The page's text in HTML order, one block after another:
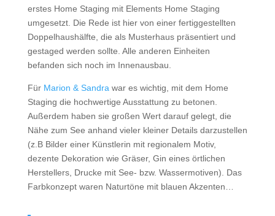
erstes Home Staging mit Elements Home Staging
umgesetzt. Die Rede ist hier von einer fertiggestellten
Doppelhaushälfte, die als Musterhaus präsentiert und
gestaged werden sollte. Alle anderen Einheiten
befanden sich noch im Innenausbau.
Für Marion & Sandra war es wichtig, mit dem Home
Staging die hochwertige Ausstattung zu betonen.
Außerdem haben sie großen Wert darauf gelegt, die
Nähe zum See anhand vieler kleiner Details darzustellen
(z.B Bilder einer Künstlerin mit regionalem Motiv,
dezente Dekoration wie Gräser, Gin eines örtlichen
Herstellers, Drucke mit See- bzw. Wassermotiven). Das
Farbkonzept waren Naturtöne mit blauen Akzenten…